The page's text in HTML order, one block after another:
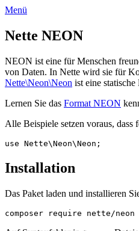
Menü
Nette NEON
NEON ist eine für Menschen
von Daten. In Nette wird sie für
Nette\Neon\Neon ist eine
Lernen Sie das Format NEON
Alle Beispiele setzen voraus, dass
Installation
Das Paket laden und installieren